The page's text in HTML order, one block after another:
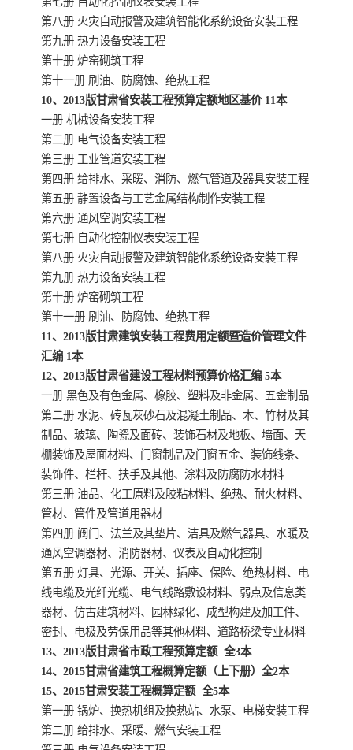
第八册 火灾自动报警及建筑智能化系统设备安装工程
第九册 热力设备安装工程
第十册 炉窑砌筑工程
第十一册 刷油、防腐蚀、绝热工程
10、2013版甘肃省安装工程预算定额地区基价 11本
一册 机械设备安装工程
第二册 电气设备安装工程
第三册 工业管道安装工程
第四册 给排水、采暖、消防、燃气管道及器具安装工程
第五册 静置设备与工艺金属结构制作安装工程
第六册 通风空调安装工程
第七册 自动化控制仪表安装工程
第八册 火灾自动报警及建筑智能化系统设备安装工程
第九册 热力设备安装工程
第十册 炉窑砌筑工程
第十一册 刷油、防腐蚀、绝热工程
11、2013版甘肃建筑安装工程费用定额暨造价管理文件
汇编 1本
12、2013版甘肃省建设工程材料预算价格汇编 5本
一册 黑色及有色金属、橡胶、塑料及非金属、五金制品
第二册 水泥、砖瓦灰砂石及混凝土制品、木、竹材及其
制品、玻璃、陶瓷及面砖、装饰石材及地板、墙面、天
棚装饰及屋面材料、门窗制品及门窗五金、装饰线条、
装饰件、栏杆、扶手及其他、涂料及防腐防水材料
第三册 油品、化工原料及胶粘材料、绝热、耐火材料、
管材、管件及管道用器材
第四册 阀门、法兰及其垫片、洁具及燃气器具、水暖及
通风空调器材、消防器材、仪表及自动化控制
第五册 灯具、光源、开关、插座、保险、绝热材料、电
线电缆及光纤光缆、电气线路敷设材料、弱点及信息类
器材、仿古建筑材料、园林绿化、成型构建及加工件、
密封、电极及劳保用品等其他材料、道路桥梁专业材料
13、2013版甘肃省市政工程预算定额 全3本
14、2015甘肃省建筑工程概算定额（上下册）全2本
15、2015甘肃安装工程概算定额 全5本
第一册 锅炉、换热机组及换热站、水泵、电梯安装工程
第二册 给排水、采暖、燃气安装工程
云南省建设工程预算定额
陕西省水利工程概预算定 宁夏建设工程计价定额
冶金工业建设工程概算定
天津建设工程预算定额
算定额
广东省水利水电概预算定 全国消耗量工程定额
四川省清单计价定额 北京市建设工程消耗量定
额